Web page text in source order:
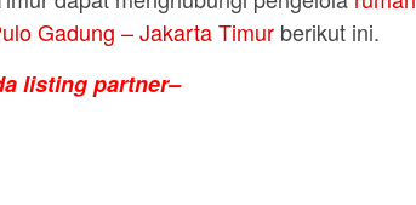
Gadung – Jakarta Timur berikut ini.
listing partner–